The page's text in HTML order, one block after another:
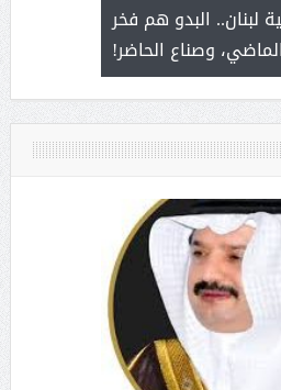
سلمان
لبنان.. البدو هم فخر
الماضي، وصناع الحاضر!